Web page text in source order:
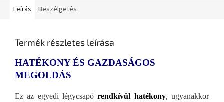
Leírás Beszélgetés
Termék részletes leírása
HATÉKONY ÉS GAZDASÁGOS
MEGOLDÁS
Ez az egyedi légycsapórendkívül hatékony, ugyanakkor